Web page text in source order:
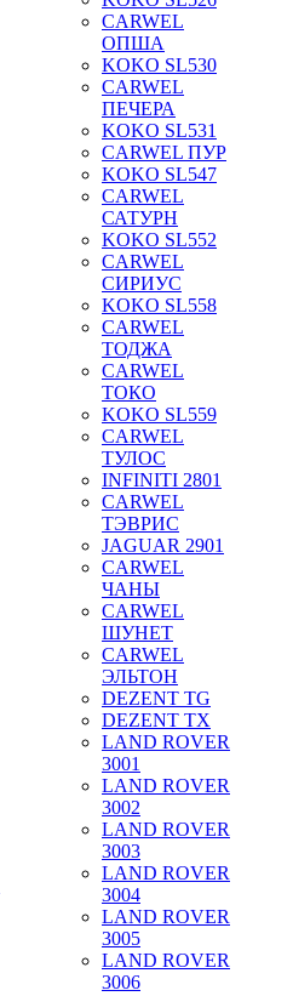
CARWEL
ОПША
KOKO SL530
CARWEL
ПЕЧЕРА
KOKO SL531
CARWEL ПУР
KOKO SL547
CARWEL
САТУРН
KOKO SL552
CARWEL
СИРИУС
KOKO SL558
CARWEL
ТОДЖА
CARWEL
ТОКО
KOKO SL559
CARWEL
ТУЛОС
INFINITI 2801
CARWEL
ТЭВРИС
JAGUAR 2901
CARWEL
ЧАНЫ
CARWEL
ШУНЕТ
CARWEL
ЭЛЬТОН
DEZENT TG
DEZENT TX
LAND ROVER
3001
LAND ROVER
3002
LAND ROVER
3003
LAND ROVER
3004
LAND ROVER
3005
LAND ROVER
3006